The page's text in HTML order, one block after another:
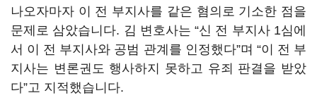
나오자마자 이 전 부지사를 같은 혐의로 기소한 점을
문제로 삼았습니다. 김 변호사는 “신 전 부지사 1심에
서 이 전 부지사와 공범 관계를 인정했다”며 “이 전 부
지사는 변론권도 행사하지 못하고 유죄 판결을 받았
다”고 지적했습니다.